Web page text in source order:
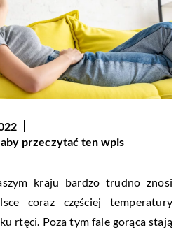
przeczytać ten wpis
kraju bardzo trudno znosi
coraz częściej temperatury
rtęci. Poza tym fale gorąca stają